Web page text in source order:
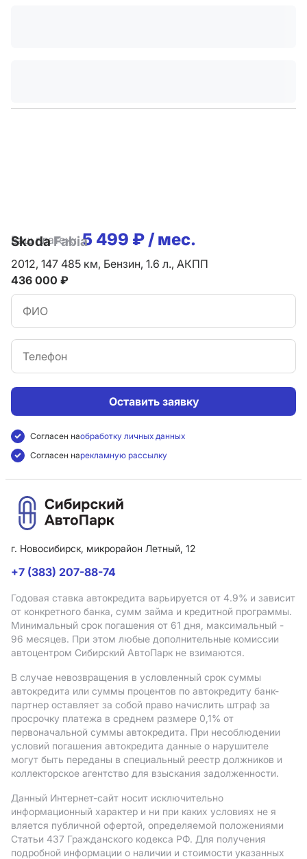
Ваш платеж: 5 499 ₽ / мес.
Оставить заявку
Согласен наобработку личных данных
Согласен нарекламную рассылку
SkodaFabia
2012, 147 485 км, Бензин, 1.6 л., АКПП
436 000 ₽
г. Новосибирск, микрорайон Летный, 12
+7 (383) 207-88-74
Годовая ставка автокредита варьируется от 4.9% и зависит
от конкретного банка, сумм займа и кредитной программы.
Минимальный срок погашения от 61 дня, максимальный -
96 месяцев. При этом любые дополнительные комиссии
автоцентром Сибирский АвтоПарк не взимаются.
В случае невозвращения в условленный срок суммы
автокредита или суммы процентов по автокредиту банк-
партнер оставляет за собой право начислить штраф за
просрочку платежа в среднем размере 0,1% от
первоначальной суммы автокредита. При несоблюдении
условий погашения автокредита данные о нарушителе
могут быть переданы в специальный реестр должников и
коллекторское агентство для взыскания задолженности.
Данный Интернет-сайт носит исключительно
информационный характер и ни при каких условиях не я
вляется публичной офертой, определяемой положениями
Статьи 437 Гражданского кодекса РФ. Для получения
подробной информации о наличии и стоимости указанных